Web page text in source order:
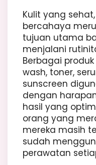
Kulit yang
bercahaya
tujuan utama
menjalani
Berbagai
wash, toner,
sunscreen
dengan
hasil yang
orang yang
mereka masih
sudah
perawatan